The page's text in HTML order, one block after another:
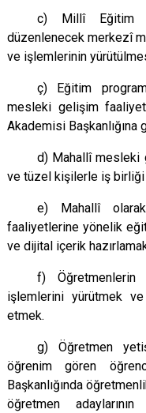
c) Millî Eğitim
düzenlenecek merkezî
ve işlemlerinin
ç) Eğitim
mesleki gelişim
Akademisi Başkanlığına
d) Mahallî mesleki
ve tüzel kişilerle iş birliği
e) Mahallî
faaliyetlerine yönelik
ve dijital içerik
f)
işlemlerini yürütmek
etmek.
g) Öğretmen
öğrenim gören
Başkanlığında
öğretmen